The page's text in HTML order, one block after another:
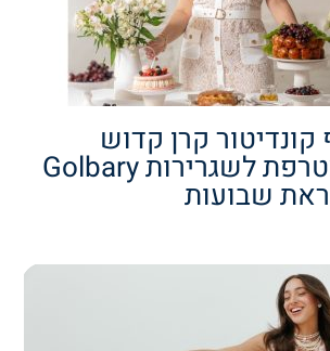
קרן קדוש
מצטרפת לשגרירות Golbary
שבועות